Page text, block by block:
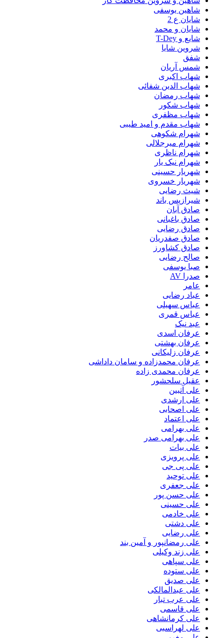
شاهین یوسفی
شایان ع 2
شایان و محمد
شایع و T-Dey
شروین شایا
شفق
شمس آریان
شهاب اکبری
شهاب الدین شفائی
شهاب رمضان
شهاب شکور
شهاب مظفری
شهاب مقدم و امید طیبی
شهرام شکوهی
شهرام میرجلالی
شهرام ناظری
شهرام نیک یار
شهریار حسینی
شهریار خسروی
شیث رضایی
شیرازیس باند
صادق آبان
صادق باغبانی
صادق رضایی
صادق صفدریان
صادق کشاورز
صالح رضایی
صبا یوسفی
صدرا AV
عامر
عباد رضایی
عباس سهیلی
عباس قمری
عبد نیک
عرفان اسدی
عرفان بهشتی
عرفان زلیکانی
عرفان محمدزاده و سامان داداشی
عرفان محمدی زاده
عقیل سلحشور
علی آتبین
علی ارشدی
علی اصحابی
علی اعتماد
علی بهرامی
علی بهرامی صدر
علی بیات
علی پرویزی
علی پی جی
علی توحید
علی جعفری
علی حسن پور
علی حسینی
علی خادمی
علی دشتی
علی رضایی
علی رمضانپور و آمین بند
علی زند وکیلی
علی سپاهی
علی ستوده
علی صدیق
علی عبدالمالکی
علی عرب تبار
علی قاسمی
علی کرمانشاهی
علی لهراسبی